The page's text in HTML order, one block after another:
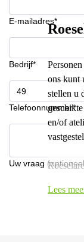
E-mailadres*
Bedrijf*
Telefoonnummer*
Uw vraag
ons kunt
stellen u
en/of
Lees